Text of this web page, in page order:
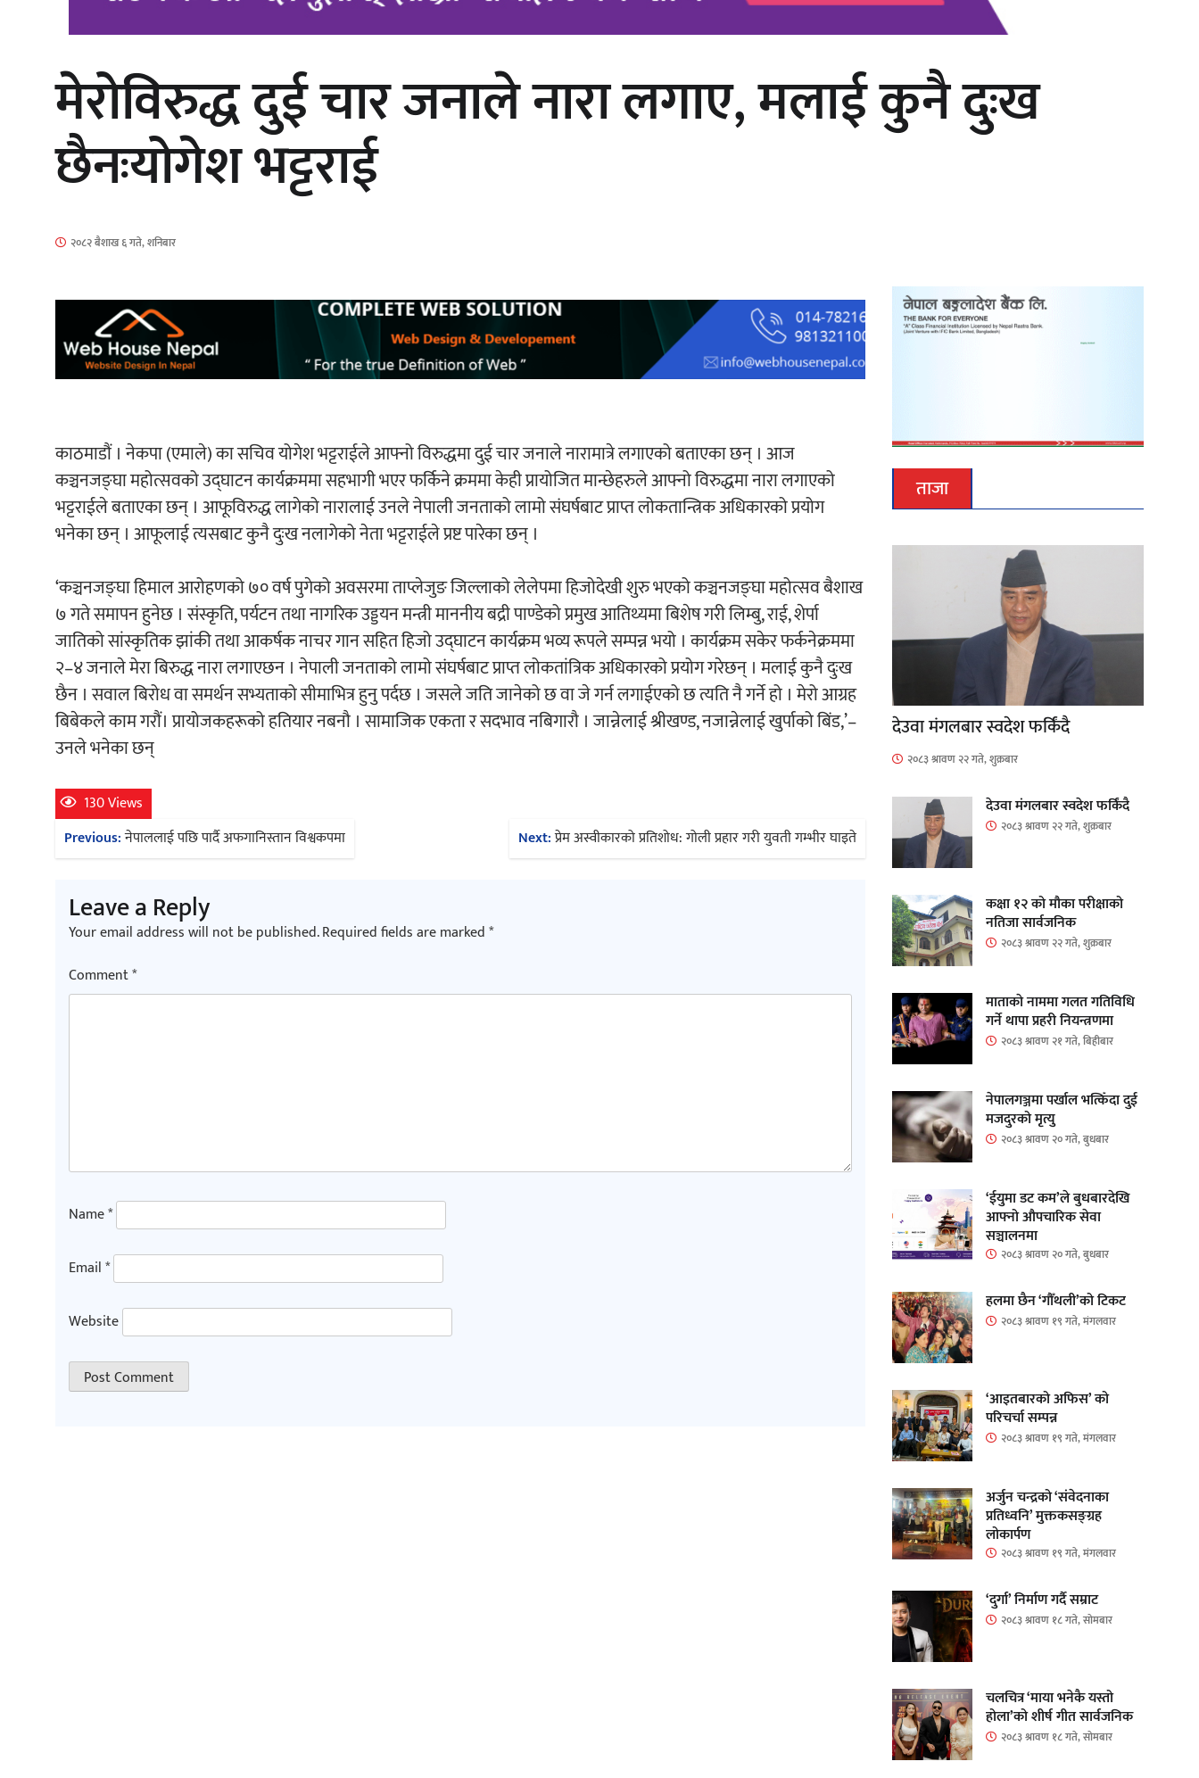
‘आइतबारको अफिस’ को परिचर्चा सम्पन्न
अर्जुन चन्द्रको ‘संवेदनाका प्रतिध्वनि’
मुक्तकसङ्ग्रह लोकार्पण
‘दुर्गा’ निर्माण गर्दै सम्राट
चलचित्र ‘माया भनेकै यस्तो होला’को शीर्ष
मेरोविरुद्ध दुई चार जनाले नारा लगाए, मलाई कुनै दुःख
छैनःयोगेश भट्टराई
२०८२ बैशाख ६ गते, शनिबार
काठमाडौं । नेकपा (एमाले) का सचिव योगेश भट्टराईले आफ्नो विरुद्धमा दुई चार जनाले नारामात्रे लगाएको बताएका छन् । आज
कञ्चनजङ्घा महोत्सवको उद्घाटन कार्यक्रममा सहभागी भएर फर्किने क्रममा केही प्रायोजित मान्छेहरुले आफ्नो विरुद्धमा नारा लगाएको
भट्टराईले बताएका छन् । आफूविरुद्ध लागेको नारालाई उनले नेपाली जनताको लामो संघर्षबाट प्राप्त लोकतान्त्रिक अधिकारको प्रयोग
भनेका छन् । आफूलाई त्यसबाट कुनै दुःख नलागेको नेता भट्टराईले प्रष्ट पारेका छन् ।
‘कञ्चनजङ्घा हिमाल आरोहणको ७० वर्ष पुगेको अवसरमा ताप्लेजुङ जिल्लाको लेलेपमा हिजोदेखी शुरु भएको कञ्चनजङ्घा महोत्सव बैशाख
७ गते समापन हुनेछ । संस्कृति, पर्यटन तथा नागरिक उड्डयन मन्त्री माननीय बद्री पाण्डेको प्रमुख आतिथ्यमा बिशेष गरी लिम्बु, राई, शेर्पा
जातिको सांस्कृतिक झांकी तथा आकर्षक नाचर गान सहित हिजो उद्घाटन कार्यक्रम भव्य रूपले सम्पन्न भयो । कार्यक्रम सकेर फर्कनेक्रममा
२–४ जनाले मेरा बिरुद्ध नारा लगाएछन । नेपाली जनताको लामो संघर्षबाट प्राप्त लोकतांत्रिक अधिकारको प्रयोग गरेछन् । मलाई कुनै दुःख
छैन । सवाल बिरोध वा समर्थन सभ्यताको सीमाभित्र हुनु पर्दछ । जसले जति जानेको छ वा जे गर्न लगाईएको छ त्यति नै गर्ने हो । मेरो आग्रह
बिबेकले काम गरौं। प्रायोजकहरूको हतियार नबनौ । सामाजिक एकता र सदभाव नबिगारौ । जान्नेलाई श्रीखण्ड, नजान्नेलाई खुर्पाको बिंड,’–
उनले भनेका छन्
130 Views
Post
navigation
Previous:नेपाललाई पछि पार्दै अफगानिस्तान विश्वकपमा Next:प्रेम अस्वीकारको प्रतिशोध: गोली प्रहार गरी युवती गम्भीर घाइते
Leave a Reply
Your email address will not be published.Required fields are marked*
Comment*
Name*
Email*
Website
ताजा
देउवा मंगलबार स्वदेश फर्किंदै
२०८३ श्रावण २२ गते, शुक्रबार
देउवा मंगलबार स्वदेश फर्किंदै
२०८३ श्रावण २२ गते, शुक्रबार
कक्षा १२ को मौका परीक्षाको
नतिजा सार्वजनिक
२०८३ श्रावण २२ गते, शुक्रबार
माताकाे नाममा गलत गतिविधि
गर्ने थापा प्रहरी नियन्त्रणमा
२०८३ श्रावण २१ गते, बिहीबार
नेपालगञ्जमा पर्खाल भत्किँदा दुई
मजदुरको मृत्यु
२०८३ श्रावण २० गते, बुधबार
‘ईयुमा डट कम’ले बुधबारदेखि
आफ्नो औपचारिक सेवा
सञ्चालनमा
२०८३ श्रावण २० गते, बुधबार
हलमा छैन ‘गौँथली’को टिकट
२०८३ श्रावण १९ गते, मंगलवार
‘आइतबारको अफिस’ को
परिचर्चा सम्पन्न
२०८३ श्रावण १९ गते, मंगलवार
अर्जुन चन्द्रको ‘संवेदनाका
प्रतिध्वनि’ मुक्तकसङ्ग्रह
लोकार्पण
२०८३ श्रावण १९ गते, मंगलवार
‘दुर्गा’ निर्माण गर्दै सम्राट
२०८३ श्रावण १८ गते, सोमबार
चलचित्र ‘माया भनेकै यस्तो
होला’को शीर्ष गीत सार्वजनिक
२०८३ श्रावण १८ गते, सोमबार